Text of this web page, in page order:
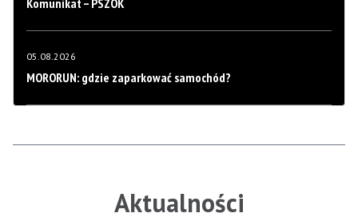
Komunikat – PSZOK
05.08.2026
MORORUN: gdzie zaparkować samochód?
Aktualności